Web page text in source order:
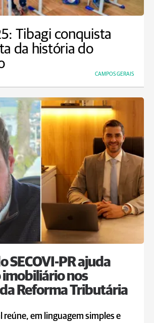
Tibagi conquista
da história do
CAMPOS GERAIS
SECOVI-PR ajuda
nos
Reforma Tributária
reúne, em linguagem simples e